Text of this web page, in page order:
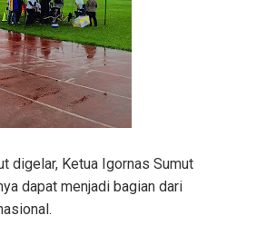
digelar, Ketua Igornas Sumut
dapat menjadi bagian dari